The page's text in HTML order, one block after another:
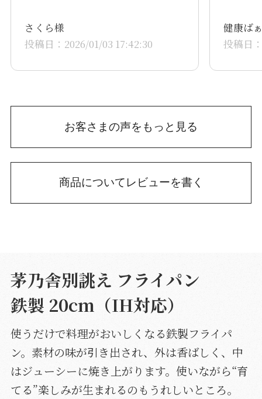
ライパンを購入。2人ぶんの朝
食支度に重宝しています。テフ
からこびりつきます。その都度
た。しかし、このフライパンは
さくら様
投稿日：2026/01/03 17:42:30
りです
健康ば
投稿日
お客さまの声をもっと見る
商品についてレビューを書く
茅乃舎別誂え フライパン
鉄製 20cm（IH対応）
使うだけで料理がおいしくなる鉄製フライパ
ン。素材の味が引き出され、外は香ばしく、中
はジューシーに焼き上がります。使いながら“育
てる”楽しみが生まれるのもうれしいところ。